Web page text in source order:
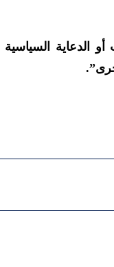
الدعاية السياسية